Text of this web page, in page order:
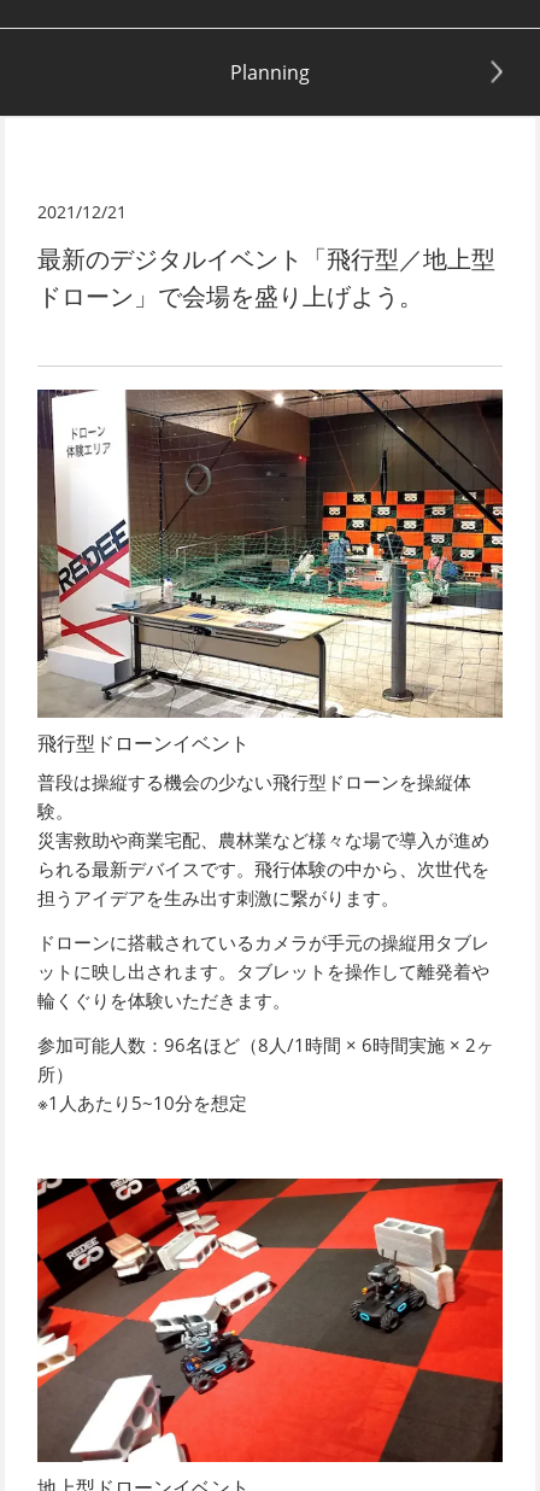
Planning
2021/12/21
最新のデジタルイベント「飛行型／地上型
ドローン」で会場を盛り上げよう。
飛行型ドローンイベント
普段は操縦する機会の少ない飛行型ドローンを操縦体
験。
災害救助や商業宅配、農林業など様々な場で導入が進め
られる最新デバイスです。飛行体験の中から、次世代を
担うアイデアを生み出す刺激に繋がります。
ドローンに搭載されているカメラが手元の操縦用タブレ
ットに映し出されます。タブレットを操作して離発着や
輪くぐりを体験いただきます。
参加可能人数：96名ほど（8人/1時間 × 6時間実施 × 2ヶ
所）
※1人あたり5~10分を想定